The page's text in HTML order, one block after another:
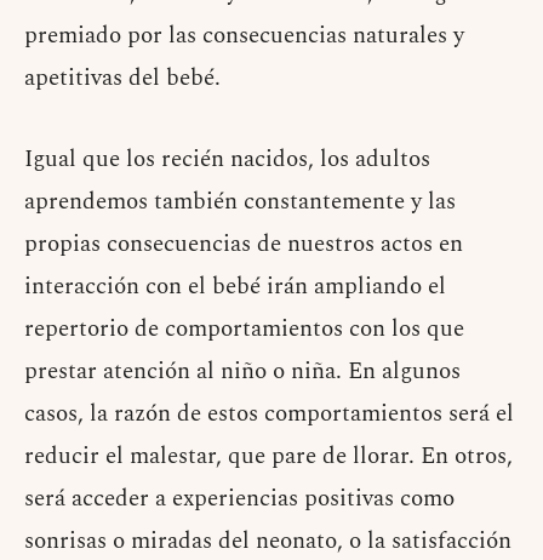
premiado por las consecuencias naturales y
apetitivas del bebé.
Igual que los recién nacidos, los adultos
aprendemos también constantemente y las
propias consecuencias de nuestros actos en
interacción con el bebé irán ampliando el
repertorio de comportamientos con los que
prestar atención al niño o niña. En algunos
casos, la razón de estos comportamientos será el
reducir el malestar, que pare de llorar. En otros,
será acceder a experiencias positivas como
sonrisas o miradas del neonato, o la satisfacción